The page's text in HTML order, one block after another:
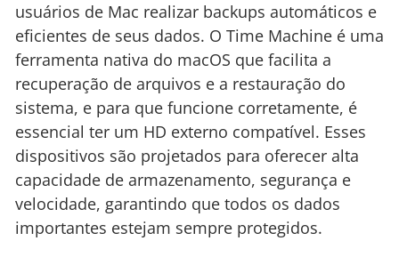
usuários de Mac realizar backups automáticos e
eficientes de seus dados. O Time Machine é uma
ferramenta nativa do macOS que facilita a
recuperação de arquivos e a restauração do
sistema, e para que funcione corretamente, é
essencial ter um HD externo compatível. Esses
dispositivos são projetados para oferecer alta
capacidade de armazenamento, segurança e
velocidade, garantindo que todos os dados
importantes estejam sempre protegidos.